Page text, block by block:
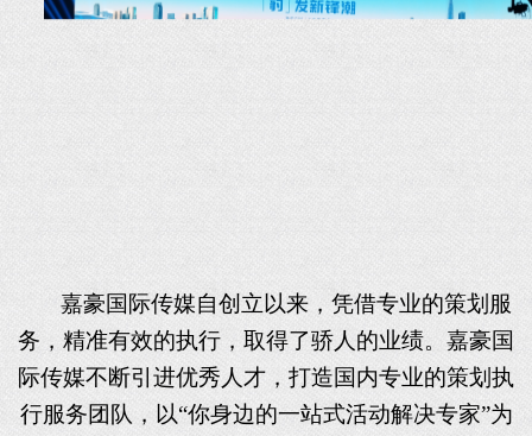
嘉豪国际传媒自创立以来，凭借专业的策划服
务，精准有效的执行，取得了骄人的业绩。 嘉豪国
际传媒不断引进优秀人才，打造国内专业的策划执
行服务团队，以“你身边的一站式活动解决专家”为